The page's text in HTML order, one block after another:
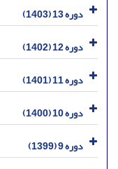
دوره 13 (1403)
دوره 12 (1402)
دوره 11 (1401)
دوره 10 (1400)
دوره 9 (1399)